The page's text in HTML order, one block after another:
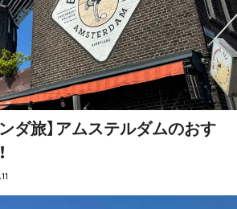
ダ旅】アムステルダムのおす